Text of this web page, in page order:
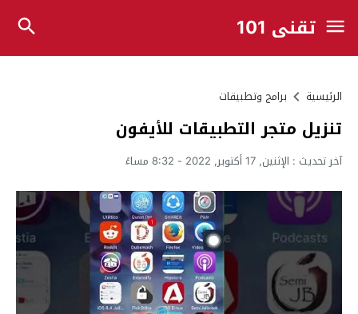
تقني 101
الرئيسية برامج وتطبيقات
تنزيل متجر التطبيقات للأيفون
آخر تحديث : الإثنين, 17 أكتوبر, 2022 - 8:32 مساءً